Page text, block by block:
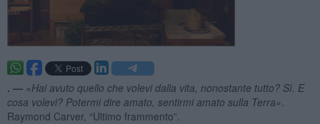
. — «Hai avuto quello che volevi dalla vita, nonostante tutto? Sì. E
cosa volevi? Potermi dire amato, sentirmi amato sulla Terra»
Raymond Carver, “Ultimo frammento”.